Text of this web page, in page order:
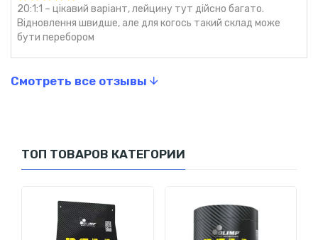
содержит витамины группы B, которые поддерживают
метаболизм, нервную систему и общую выносливость.
Кому подходит OLIMP BCAA 20:1:1
Xplode?
усталости и ускорить восстановление.
Худеющим– предотвращает потерю мышечной
OLIMP BCAA 20:1:1 Xplode
– это мощный BCAA-комплекс с
высокой концентрацией лейцина, стимулирующий
20:1:1 – цікавий варіант, лейцину тут дійсно багато.
Відновлення швидше, але для когось такий склад може
бути перебором
Смотреть все отзывы
ТОП ТОВАРОВ КАТЕГОРИИ